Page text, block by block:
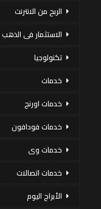
الربح من الانترنت
الاستثمار فى الذهب
تكنولوجيا
خدمات
خدمات اورنج
خدمات فودافون
خدمات وى
خدمات اتصالات
الأبراج اليوم